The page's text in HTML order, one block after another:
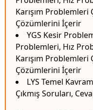
Karışım Problemleri
Çözümlerini İçerir
YGS Kesir
Problemleri, Hız
Karışım Problemleri
Çözümlerini İçerir
LYS Temel
Çıkmış Soruları,